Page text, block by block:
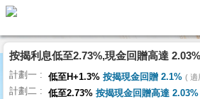
理
主
頁
按揭利息低至2.73%,現金回贈高達
計劃一 低至H+1.3% 按揭現金回贈 2.1% 適
計劃二 低至2.73% 按揭現金回贈高達 2.03%